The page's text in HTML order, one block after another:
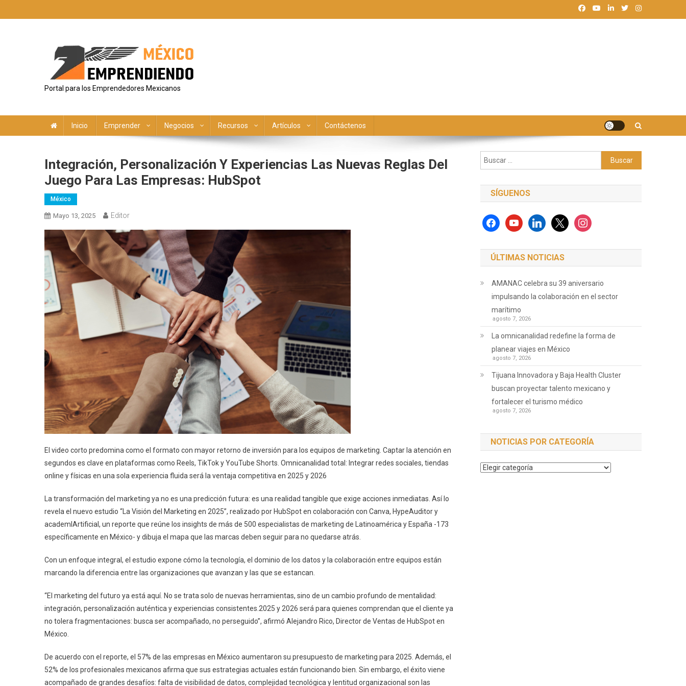
al
Portal para los Emprendedores Mexicanos
Inicio Emprender Negocios Recursos Artículos Contáctenos
Integración, Personalización Y Experiencias Las Nuevas Reglas Del
Juego Para Las Empresas: HubSpot
México
Mayo 13, 2025 Editor
El video corto predomina como el formato con mayor retorno de inversión para los equipos de marketing. Captar la atención en
segundos es clave en plataformas como Reels, TikTok y YouTube Shorts. Omnicanalidad total: Integrar redes sociales, tiendas
online y físicas en una sola experiencia fluida será la ventaja competitiva en 2025 y 2026
La transformación del marketing ya no es una predicción futura: es una realidad tangible que exige acciones inmediatas. Así lo
revela el nuevo estudio “La Visión del Marketing en 2025”, realizado por HubSpot en colaboración con Canva, HypeAuditor y
academIArtificial, un reporte que reúne los insights de más de 500 especialistas de marketing de Latinoamérica y España -173
específicamente en México- y dibuja el mapa que las marcas deben seguir para no quedarse atrás.
Con un enfoque integral, el estudio expone cómo la tecnología, el dominio de los datos y la colaboración entre equipos están
marcando la diferencia entre las organizaciones que avanzan y las que se estancan.
“El marketing del futuro ya está aquí. No se trata solo de nuevas herramientas, sino de un cambio profundo de mentalidad:
integración, personalización auténtica y experiencias consistentes.2025 y 2026 será para quienes comprendan que el cliente ya
no tolera fragmentaciones: busca ser acompañado, no perseguido”, afirmó Alejandro Rico, Director de Ventas de HubSpot en
México.
De acuerdo con el reporte, el 57% de las empresas en México aumentaron su presupuesto de marketing para 2025. Además, el
52% de los profesionales mexicanos afirma que sus estrategias actuales están funcionando bien. Sin embargo, el éxito viene
acompañado de grandes desafíos: falta de visibilidad de datos, complejidad tecnológica y lentitud organizacional son las
Buscar:
SÍGUENOS
facebookyoutubelinkedinx instagram
ÚLTIMAS NOTICIAS
AMANAC celebra su 39 aniversario
impulsando la colaboración en el sector
marítimo
agosto 7, 2026
La omnicanalidad redefine la forma de
planear viajes en México
agosto 7, 2026
Tijuana Innovadora y Baja Health Cluster
buscan proyectar talento mexicano y
fortalecer el turismo médico
agosto 7, 2026
NOTICIAS POR CATEGORÍA
Noticias